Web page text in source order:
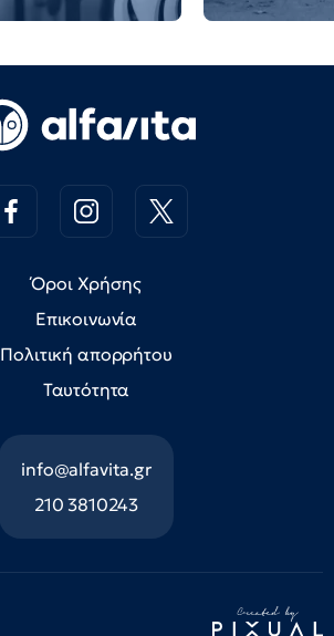
Όροι Χρήσης
Επικοινωνία
Πολιτική απορρήτου
Ταυτότητα
info@alfavita.gr
210 3810243